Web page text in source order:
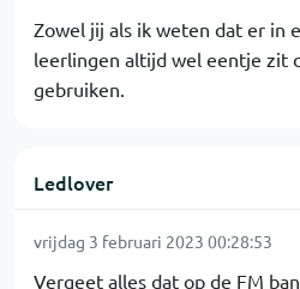
Zowel jij als ik weten dat er in
leerlingen altijd wel eentje zit
gebruiken.
Ledlover
vrijdag 3 februari 2023 00:28:53
Vergeet alles dat op de FM